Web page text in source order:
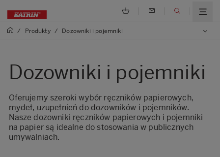
/ Produkty / Dozowniki i pojemniki
Dozowniki i pojemniki
Oferujemy szeroki wybór ręczników papierowych,
mydeł, uzupełnień do dozowników i pojemników.
Nasze dozowniki ręczników papierowych i pojemniki
na papier są idealne do stosowania w publicznych
umywalniach.​